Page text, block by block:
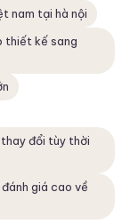
nam tại hà nội
thiết kế sang
đổi tùy thời
giá cao về